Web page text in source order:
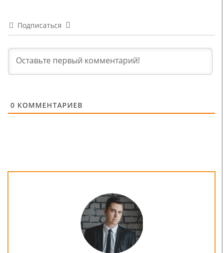
Подписаться
0 КОММЕНТАРИЕВ